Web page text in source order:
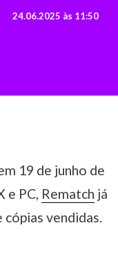
24.06.2025 às 11:50
19 de junho de
e PC, Rematch já
cópias vendidas.